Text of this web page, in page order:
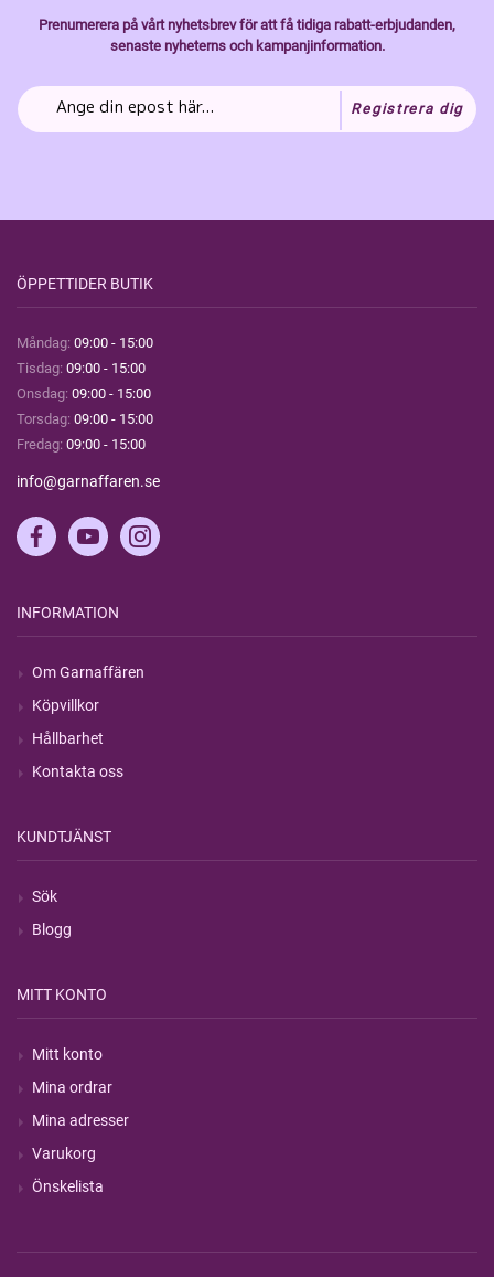
Prenumerera på vårt nyhetsbrev för att få tidiga rabatt-erbjudanden,
senaste nyheterns och kampanjinformation.
Registrera dig
ÖPPETTIDER BUTIK
Måndag: 09:00 - 15:00
Tisdag: 09:00 - 15:00
Onsdag: 09:00 - 15:00
Torsdag: 09:00 - 15:00
Fredag: 09:00 - 15:00
info@garnaffaren.se
INFORMATION
Om Garnaffären
Köpvillkor
Hållbarhet
Kontakta oss
KUNDTJÄNST
Sök
Blogg
MITT KONTO
Mitt konto
Mina ordrar
Mina adresser
Varukorg
Önskelista